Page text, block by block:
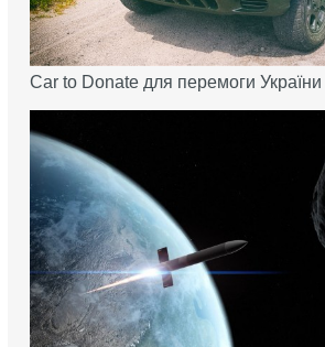
Car to Donate для перемоги України